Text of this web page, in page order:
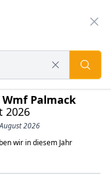
Wmf Palmack
2026
2026
wir in diesem Jahr